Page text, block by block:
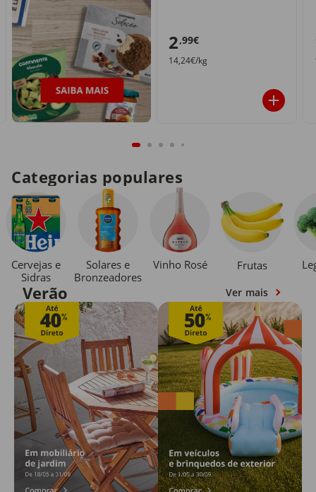
2,99€
14,24€/kg
Categorias populares
Cervejas e
Sidras
Solares e
Bronzeadores
Vinho Rosé Frutas
Verão Ver mais